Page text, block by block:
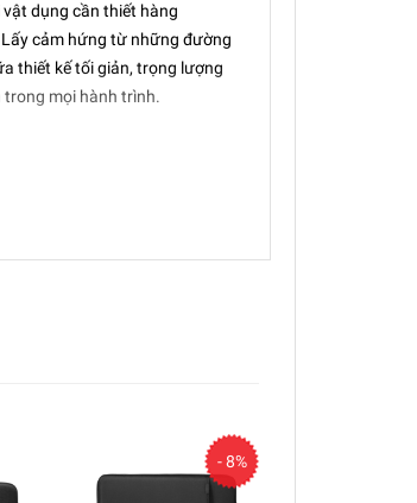
dụng cần thiết hàng
cảm hứng từ những đường
thiết kế tối giản, trọng lượng
mọi hành trình.
trữ thông minh. Ngăn chính có
các thiết bị tinh xảo như máy
- 8%